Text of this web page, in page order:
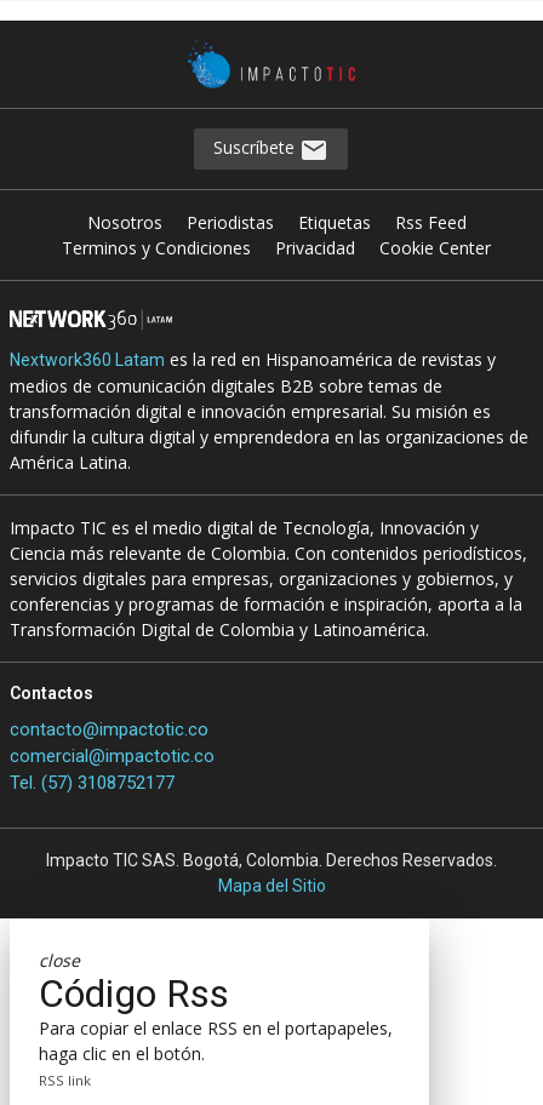
Suscríbete
Nosotros Periodistas Etiquetas
Rss Feed
Terminos y Condiciones
Privacidad Cookie Center
Nextwork360 Latam es la red en Hispanoamérica de revistas y
medios de comunicación digitales B2B sobre temas de
transformación digital e innovación empresarial. Su misión es
difundir la cultura digital y emprendedora en las organizaciones de
América Latina.
Impacto TIC es el medio digital de Tecnología, Innovación y
Ciencia más relevante de Colombia. Con contenidos periodísticos,
servicios digitales para empresas, organizaciones y gobiernos, y
conferencias y programas de formación e inspiración, aporta a la
Transformación Digital de Colombia y Latinoamérica.
Contactos
contacto@impactotic.co
comercial@impactotic.co
Tel. (57) 3108752177
Impacto TIC SAS. Bogotá, Colombia. Derechos Reservados.
Mapa del Sitio
close
Código Rss
Para copiar el enlace RSS en el portapapeles,
haga clic en el botón.
RSS link